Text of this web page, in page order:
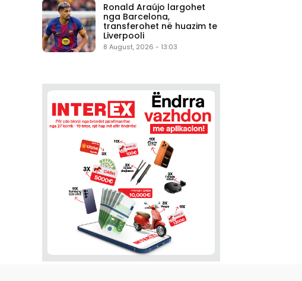
Ronald Araújo largohet
nga Barcelona,
transferohet në huazim te
Liverpooli
8 August, 2026 - 13:03